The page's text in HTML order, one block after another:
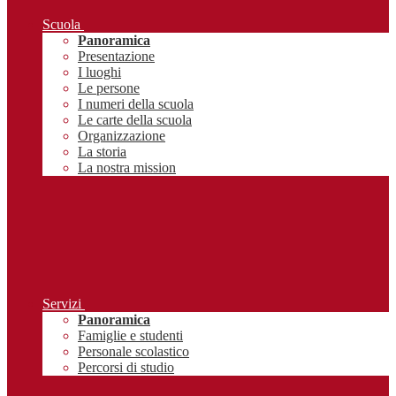
Scuola
Panoramica
Presentazione
I luoghi
Le persone
I numeri della scuola
Le carte della scuola
Organizzazione
La storia
La nostra mission
Servizi
Panoramica
Famiglie e studenti
Personale scolastico
Percorsi di studio